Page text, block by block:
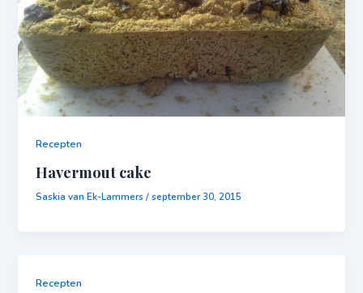
Recepten
Havermout cake
Saskia van Ek-Lammers/september 30, 2015
Recepten